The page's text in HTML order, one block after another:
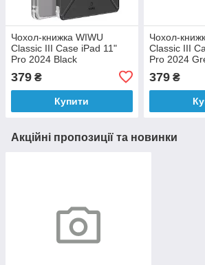
Чохол-книжка WIWU
Classic III Case iPad 11"
Pro 2024 Black
379 ₴
Купити
Чохол-
Classic III
Pro 2024
379₴
Акційні пропозиції та новинки